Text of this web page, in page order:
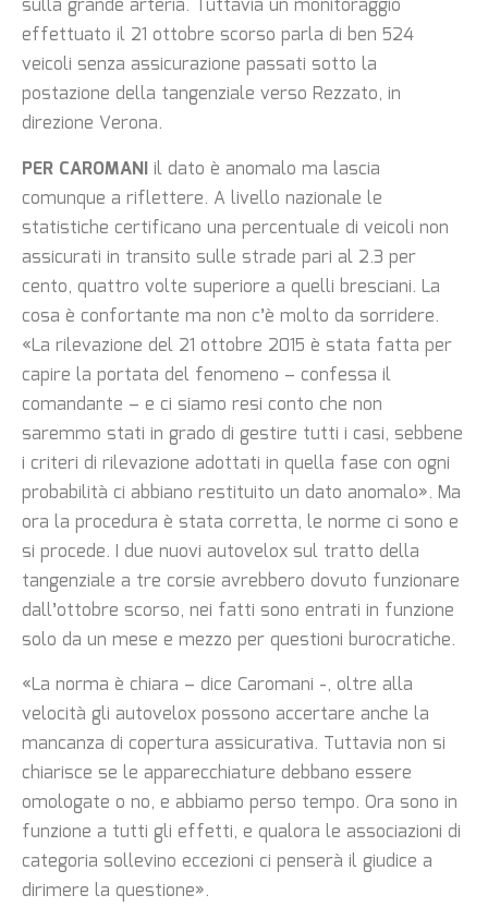
sulla grande arteria. Tuttavia un monitoraggio
effettuato il 21 ottobre scorso parla di ben 524
veicoli senza assicurazione passati sotto la
postazione della tangenziale verso Rezzato, in
direzione Verona.
PER CAROMANI il dato è anomalo ma lascia
comunque a riflettere. A livello nazionale le
statistiche certificano una percentuale di veicoli non
assicurati in transito sulle strade pari al 2.3 per
cento, quattro volte superiore a quelli bresciani. La
cosa è confortante ma non c’è molto da sorridere.
«La rilevazione del 21 ottobre 2015 è stata fatta per
capire la portata del fenomeno – confessa il
comandante – e ci siamo resi conto che non
saremmo stati in grado di gestire tutti i casi, sebbene
i criteri di rilevazione adottati in quella fase con ogni
probabilità ci abbiano restituito un dato anomalo». Ma
ora la procedura è stata corretta, le norme ci sono e
si procede. I due nuovi autovelox sul tratto della
tangenziale a tre corsie avrebbero dovuto funzionare
dall’ottobre scorso, nei fatti sono entrati in funzione
solo da un mese e mezzo per questioni burocratiche.
«La norma è chiara – dice Caromani -, oltre alla
velocità gli autovelox possono accertare anche la
mancanza di copertura assicurativa. Tuttavia non si
chiarisce se le apparecchiature debbano essere
omologate o no, e abbiamo perso tempo. Ora sono in
funzione a tutti gli effetti, e qualora le associazioni di
categoria sollevino eccezioni ci penserà il giudice a
dirimere la questione».